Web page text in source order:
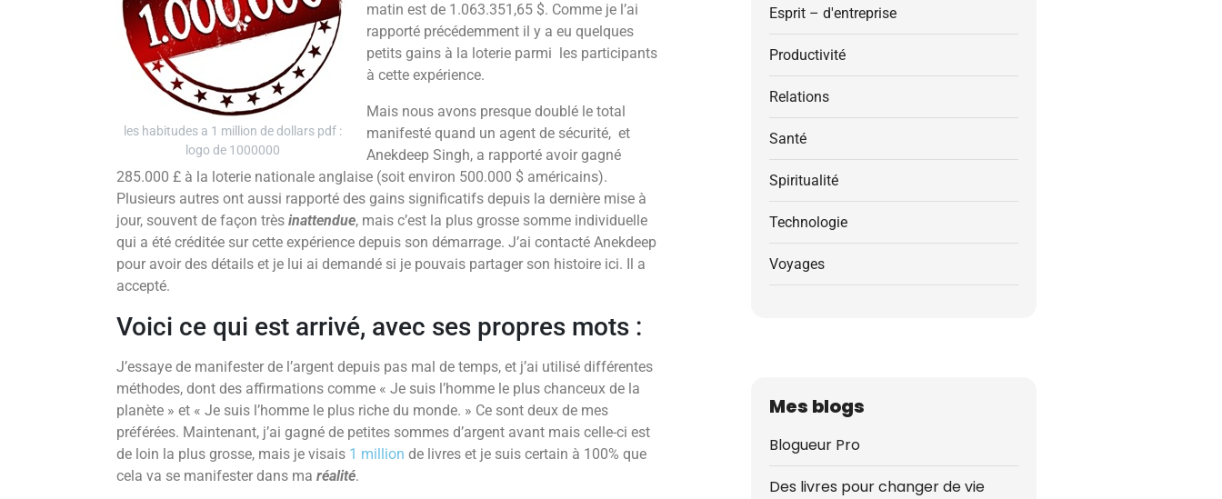
les habitudes a 1 million de dollars pdf :
logo de 1000000
matin est de 1.063.351,65 $. Comme je l’ai
rapporté précédemment il y a eu quelques
petits gains à la loterie parmi les participants
à cette expérience.
Mais nous avons presque doublé le total
manifesté quand un agent de sécurité, et
Anekdeep Singh, a rapporté avoir gagné
285.000 £ à la loterie nationale anglaise (soit environ 500.000 $ américains).
Plusieurs autres ont aussi rapporté des gains significatifs depuis la dernière mise à
jour, souvent de façon très inattendue, mais c’est la plus grosse somme individuelle
qui a été créditée sur cette expérience depuis son démarrage. J’ai contacté Anekdeep
pour avoir des détails et je lui ai demandé si je pouvais partager son histoire ici. Il a
accepté.
Voici ce qui est arrivé, avec ses propres mots :
J’essaye de manifester de l’argent depuis pas mal de temps, et j’ai utilisé différentes
méthodes, dont des affirmations comme « Je suis l’homme le plus chanceux de la
planète » et « Je suis l’homme le plus riche du monde. » Ce sont deux de mes
préférées. Maintenant, j’ai gagné de petites sommes d’argent avant mais celle-ci est
de loin la plus grosse, mais je visais 1 million de livres et je suis certain à 100% que
cela va se manifester dans ma réalité.
Esprit – d'entreprise
Productivité
Relations
Santé
Spiritualité
Technologie
Voyages
Mes blogs
Blogueur Pro
Des livres pour changer de vie